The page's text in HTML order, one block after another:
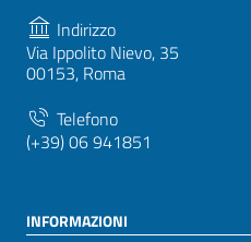
Indirizzo
Via Ippolito Nievo, 35
00153, Roma
Telefono
(+39) 06 941851
INFORMAZIONI